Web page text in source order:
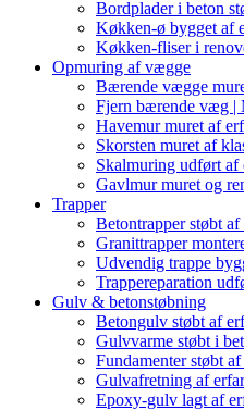
Bordplader i beton
Køkken-ø bygget af
Køkken-fliser i
Opmuring af vægge
Bærende vægge
Fjern bærende væg |
Havemur muret af
Skorsten muret af
Skalmuring udført af
Gavlmur muret og
Trapper
Betontrapper støbt
Granittrapper
Udvendig trappe
Trappereparation
Gulv & betonstøbning
Betongulv støbt af
Gulvvarme støbt i
Fundamenter støbt
Gulvafretning af
Epoxy-gulv lagt af